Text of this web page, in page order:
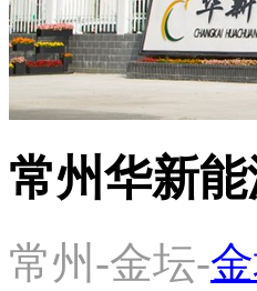
常州华新
常州-金坛-